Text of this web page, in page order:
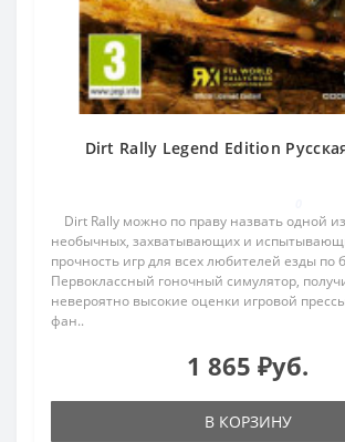
Dirt Rally Legend Edition
Dirt Rally можно по праву назвать одной
необычных, захватывающих и
прочность игр для всех любителей езды по
Первоклассный гоночный симулятор,
невероятно высокие оценки игровой
фан..
1 865 ₽уб.
В КОРЗИНУ